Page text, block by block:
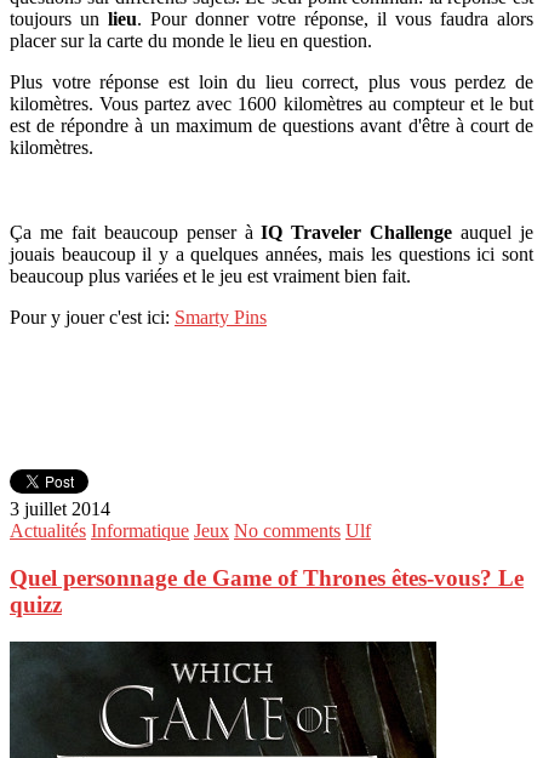
toujours un lieu. Pour donner votre réponse, il vous faudra alors
placer sur la carte du monde le lieu en question.
Plus votre réponse est loin du lieu correct, plus vous perdez de
kilomètres. Vous partez avec 1600 kilomètres au compteur et le but
est de répondre à un maximum de questions avant d'être à court de
kilomètres.
Ça me fait beaucoup penser àIQ Traveler Challenge auquel je
jouais beaucoup il y a quelques années, mais les questions ici sont
beaucoup plus variées et le jeu est vraiment bien fait.
Pour y jouer c'est ici: Smarty Pins
3 juillet 2014
Actualités Informatique Jeux No comments Ulf
Quel personnage de Game of Thrones êtes-vous? Le
quizz